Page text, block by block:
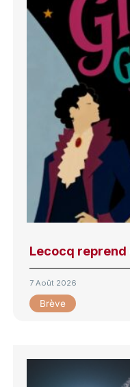
Lecocq reprend
7 Août 2026
Brève